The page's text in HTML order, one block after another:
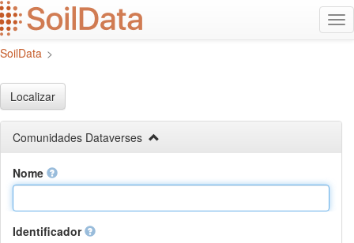
Ir
para
o
conteúdo
SoilData >
Localizar
Comunidades Dataverses
Nome
Identificador